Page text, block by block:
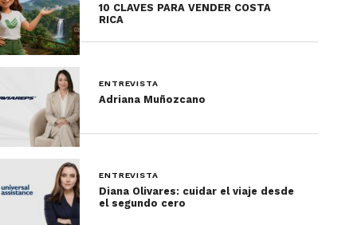
10 CLAVES PARA VENDER COSTA
RICA
ENTREVISTA
Adriana Muñozcano
ENTREVISTA
Diana Olivares: cuidar el viaje desde
el segundo cero